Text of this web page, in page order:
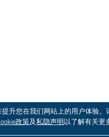
提升您在我们网站上的用户体验。
政策及私隐声明 以了解有关更